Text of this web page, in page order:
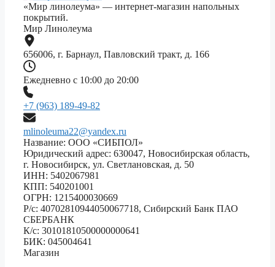
«Мир линолеума» — интернет-магазин напольных
покрытий.
Мир Линолеума
656006, г. Барнаул, Павловский тракт, д. 166
Ежедневно с 10:00 до 20:00
+7 (963) 189-49-82
mlinoleuma22@yandex.ru
Название: ООО «СИБПОЛ»
Юридический адрес: 630047, Новосибирская область,
г. Новосибирск, ул. Светлановская, д. 50
ИНН: 5402067981
КПП: 540201001
ОГРН: 1215400030669
Р/с: 40702810944050067718, Сибирский Банк ПАО
СБЕРБАНК
К/с: 30101810500000000641
БИК: 045004641
Магазин